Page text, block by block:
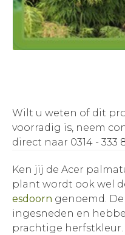
Wilt u weten of dit
voorradig is, neem
direct naar 0314 - 333
Ken jij de Acer
plant wordt ook wel
esdoorn genoemd.
ingesneden en
prachtige herfstkleur.